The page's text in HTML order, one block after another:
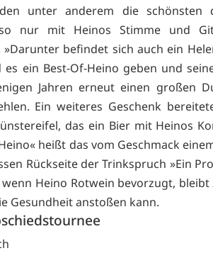
unter anderem die schönsten
nur mit Heinos Stimme und
befindet sich auch ein
ein Best-Of-Heino geben und
Jahren erneut einen großen
Ein weiteres Geschenk
das ein Bier mit Heinos
heißt das vom Geschmack
Rückseite der Trinkspruch »Ein
Heino Rotwein bevorzugt,
Gesundheit anstoßen kann.